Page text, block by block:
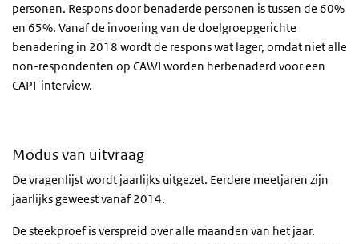
personen. Respons door benaderde personen is tussen de 60%
en 65%. Vanaf de invoering van de doelgroepgerichte
benadering in 2018 wordt de respons wat lager, omdat niet alle
non-respondenten op CAWI worden herbenaderd voor een
CAPI interview.
Modus van uitvraag
De vragenlijst wordt jaarlijks uitgezet. Eerdere meetjaren zijn
jaarlijks geweest vanaf 2014.
De steekproef is verspreid over alle maanden van het jaar.